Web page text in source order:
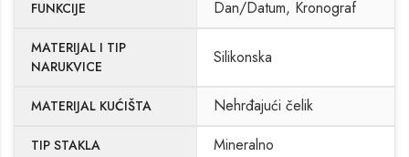
FUNKCIJE Dan/Datum, Kronograf
MATERIJAL I TIP
NARUKVICE
Silikonska
MATERIJAL KUĆIŠTA Nehrđajući čelik
TIP STAKLA Mineralno